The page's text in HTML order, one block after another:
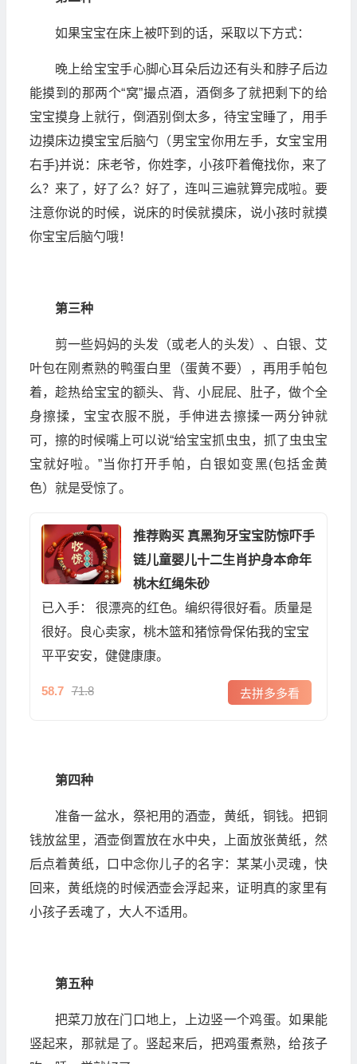
如果宝宝在床上被吓到的话，采取以下方式：
晚上给宝宝手心脚心耳朵后边还有头和脖子后边
能摸到的那两个“窝”撮点酒，酒倒多了就把剩下的给
宝宝摸身上就行，倒酒别倒太多，待宝宝睡了，用手
边摸床边摸宝宝后脑勺（男宝宝你用左手，女宝宝用
右手}并说：床老爷，你姓李，小孩吓着俺找你，来了
么？来了，好了么？好了，连叫三遍就算完成啦。要
注意你说的时候，说床的时侯就摸床，说小孩时就摸
你宝宝后脑勺哦！
第三种
剪一些妈妈的头发（或老人的头发）、白银、艾
叶包在刚煮熟的鸭蛋白里（蛋黄不要），再用手帕包
着，趁热给宝宝的额头、背、小屁屁、肚子，做个全
身擦揉，宝宝衣服不脱，手伸进去擦揉一两分钟就
可，擦的时候嘴上可以说“给宝宝抓虫虫，抓了虫虫宝
宝就好啦。”当你打开手帕，白银如变黑(包括金黄
色）就是受惊了。
推荐购买 真黑狗牙宝宝防惊吓手
链儿童婴儿十二生肖护身本命年
桃木红绳朱砂
已入手： 很漂亮的红色。编织得很好看。质量是
很好。良心卖家，桃木篮和猪惊骨保佑我的宝宝
平平安安，健健康康。
58.7 71.8 去拼多多看
第四种
准备一盆水，祭祀用的酒壶，黄纸，铜钱。把铜
钱放盆里，酒壶倒置放在水中央，上面放张黄纸，然
后点着黄纸，口中念你儿子的名字：某某小灵魂，快
回来，黄纸烧的时候洒壶会浮起来，证明真的家里有
小孩子丢魂了，大人不适用。
第五种
把菜刀放在门口地上，上边竖一个鸡蛋。如果能
竖起来，那就是了。竖起来后，把鸡蛋煮熟，给孩子